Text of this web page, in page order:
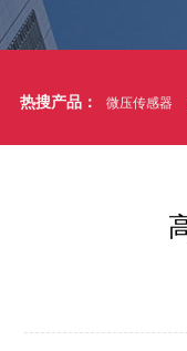
热搜产品： 微压传感器